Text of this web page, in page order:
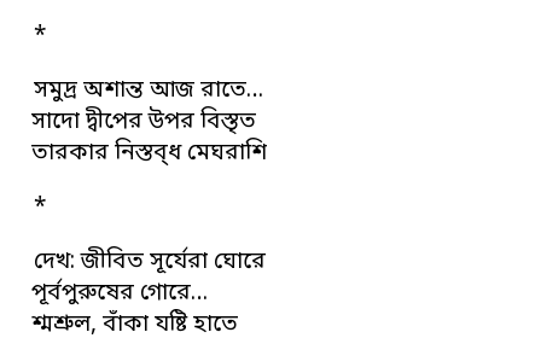
*
সমুদ্র অশান্ত আজ রাতে…
সাদো দ্বীপের উপর বিস্তৃত
তারকার নিস্তব্ধ মেঘরাশি
*
দেখ: জীবিত সূর্যেরা ঘোরে
পূর্বপুরুষের গোরে…
শ্মশ্রুল, বাঁকা যষ্টি হাতে